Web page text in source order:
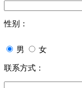
性别：
男 女
联系方式：